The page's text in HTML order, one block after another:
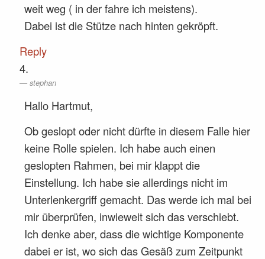
weit weg ( in der fahre ich meistens).
Dabei ist die Stütze nach hinten gekröpft.
Reply
stephan
Hallo Hartmut,
Ob geslopt oder nicht dürfte in diesem Falle hier
keine Rolle spielen. Ich habe auch einen
geslopten Rahmen, bei mir klappt die
Einstellung. Ich habe sie allerdings nicht im
Unterlenkergriff gemacht. Das werde ich mal bei
mir überprüfen, inwieweit sich das verschiebt.
Ich denke aber, dass die wichtige Komponente
dabei er ist, wo sich das Gesäß zum Zeitpunkt